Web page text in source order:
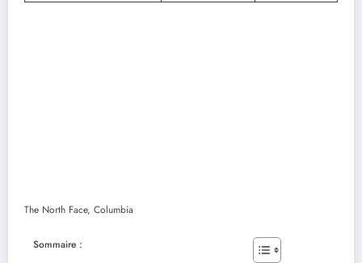
The North Face, Columbia
Sommaire :